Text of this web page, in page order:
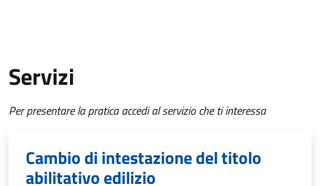
Servizi
Per presentare la pratica accedi al servizio che ti interessa
Cambio di intestazione del titolo
abilitativo edilizio